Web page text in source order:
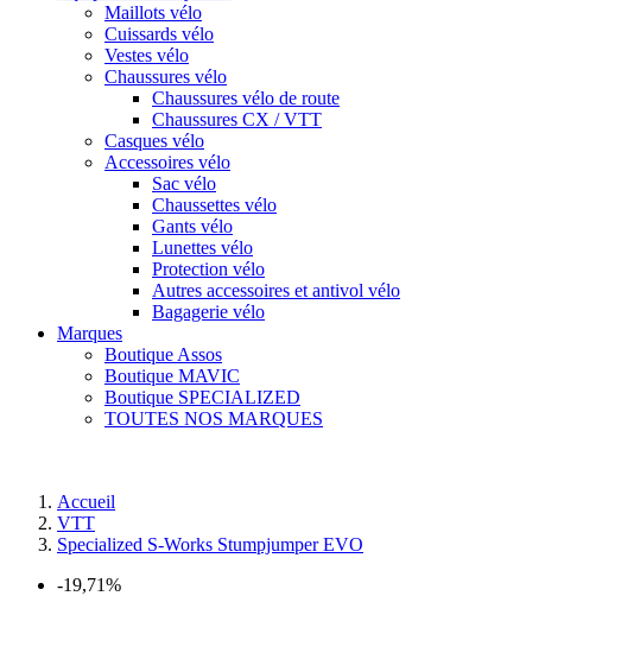
Maillots vélo
Cuissards vélo
Vestes vélo
Chaussures vélo
Chaussures vélo de route
Chaussures CX / VTT
Casques vélo
Accessoires vélo
Sac vélo
Chaussettes vélo
Gants vélo
Lunettes vélo
Protection vélo
Autres accessoires et antivol vélo
Bagagerie vélo
Marques
Boutique Assos
Boutique MAVIC
Boutique SPECIALIZED
TOUTES NOS MARQUES
Accueil
VTT
Specialized S-Works Stumpjumper EVO
-19,71%